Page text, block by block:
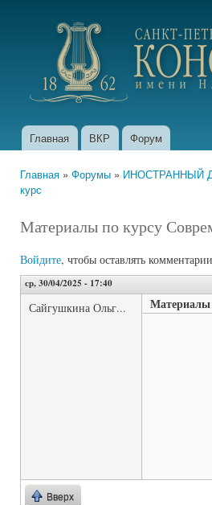
Главное меню
Главная ВКР Форум
Вы здесь
Главная » Форумы » ИНОСТРАННЫЙ
курс
Материалы по курсу
Войдите, чтобы оставлять комментарии
ср, 30/04/2025 - 17:40
Сайгушкина Ольг... Материалы
Вверх